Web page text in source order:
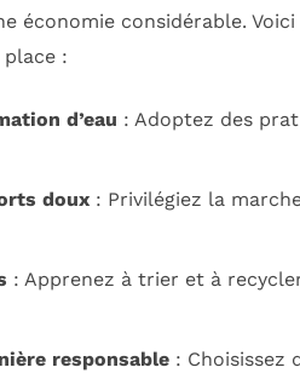
économie considérable.
:
d’eau : Adoptez des
doux: Privilégiez la
: Apprenez à trier et à
responsable: Choisissez